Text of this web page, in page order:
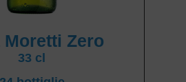
Moretti Zero
33 cl